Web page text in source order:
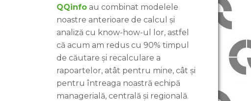
QQinfo au combinat modelele
noastre anterioare de calcul și
analiză cu know-how-ul lor, astfel
că acum am redus cu 90% timpul
de căutare și recalculare a
rapoartelor, atât pentru mine, cât și
pentru întreaga noastră echipă
managerială, centrală și regională.